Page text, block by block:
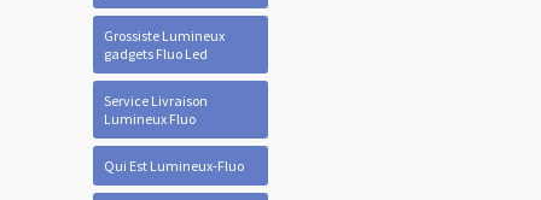
Grossiste Lumineux
gadgets Fluo Led
Service Livraison
Lumineux Fluo
Qui Est Lumineux-Fluo